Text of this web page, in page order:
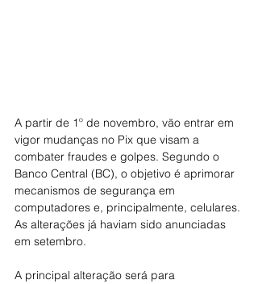
A partir de 1º de novembro, vão entrar em
vigor mudanças no Pix que visam a
combater fraudes e golpes. Segundo o
Banco Central (BC), o objetivo é aprimorar
mecanismos de segurança em
computadores e, principalmente, celulares.
As alterações já haviam sido anunciadas
em setembro.
A principal alteração será para